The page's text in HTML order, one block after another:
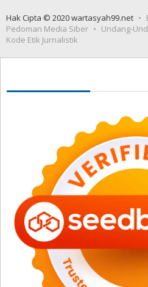
Hak Cipta © 2020 wartasyah99.net
Pedoman Media Siber
Undang-
Kode Etik Jurnalistik